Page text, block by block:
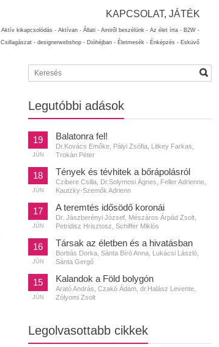
KAPCSOLAT, JÁTÉK
Aktív kikapcsolódás - Aktívan - Állati - Amiről beszélünk - Az élet írta - B2W -
Csillagászat - designerwebshop - Dióhéjban - Életmesék - Énképzés - Esküvő
Legutóbbi adások
19
JÚN
Balatonra fel!
Dr.Kovács Emőke, Pályi Zsófia, Litkey Farkas,
Trokán Péter
18
JÚN
Tények és tévhitek a bőrápolásról
Czibere Csilla, Dr.Solymosi Ágnes, Feller Adrienne,
Kautzky-Szemők Adrienn
17
JÚN
A teremtés idősödő koronái
Dr. Jászberényi József, Mészáros Árpád Zsolt,
Petridisz Hrisztosz, Schiffer Miklós
16
JÚN
Társak az életben és a hivatásban
Borbás Dorka, Sánta Bíró Anna, Lukácsi László,
Sánta Gergő
15
JÚN
Kalandok a Föld bolygón
Arató András, Czakó Ádám, dr.Halász Levente,
Zólyomi Zsolt
Legolvasottabb cikkek